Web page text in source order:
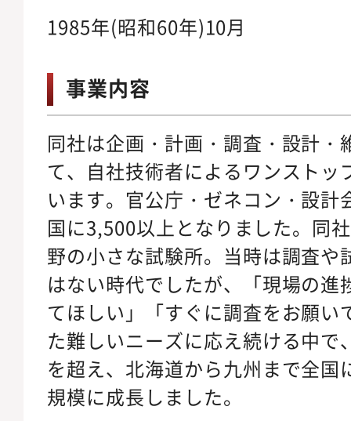
1985年(昭和60年)10月
事業内容
同社は企画・計画・調査・設計・
て、自社技術者によるワンストッ
います。官公庁・ゼネコン・設計
国に3,500以上となりました。同
野の小さな試験所。当時は調査や
はない時代でしたが、「現場の進
てほしい」「すぐに調査をお願い
た難しいニーズに応え続ける中で
を超え、北海道から九州まで全国
規模に成長しました。